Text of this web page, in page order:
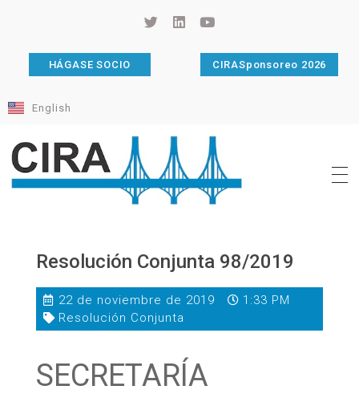
HÁGASE SOCIO CIRASponsoreo 2026
English
Resolución Conjunta 98/2019
22 de noviembre de 2019
1:33 PM
Resolución Conjunta
SECRETARÍA